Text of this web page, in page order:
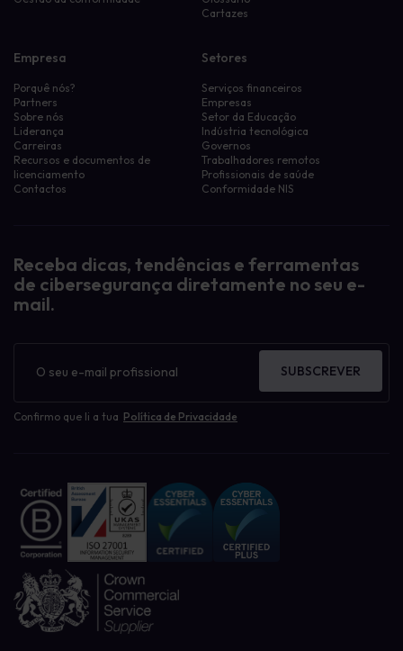
Cartazes
Empresa
Porquê nós?
Partners
Sobre nós
Liderança
Carreiras
Recursos e documentos de
licenciamento
Contactos
Setores
Serviços financeiros
Empresas
Setor da Educação
Indústria tecnológica
Governos
Trabalhadores remotos
Profissionais de saúde
Conformidade NIS
Receba dicas, tendências e ferramentas
de cibersegurança diretamente no seu e-
mail.
informativo
Confirmo que li a tua Política de Privacidade
SUBSCREVER